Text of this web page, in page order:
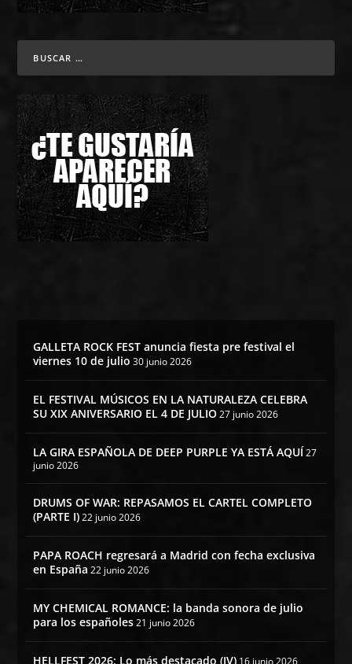
GALLETA ROCK FEST anuncia fiesta pre festival el
viernes 10 de julio 30 junio 2026
EL FESTIVAL MÚSICOS EN LA NATURALEZA CELEBRA
SU XIX ANIVERSARIO EL 4 DE JULIO 27 junio 2026
LA GIRA ESPAÑOLA DE DEEP PURPLE YA ESTÁ AQUÍ27
junio 2026
DRUMS OF WAR: REPASAMOS EL CARTEL COMPLETO
(PARTE I) 22 junio 2026
PAPA ROACH regresará a Madrid con fecha exclusiva
en España 22 junio 2026
MY CHEMICAL ROMANCE: la banda sonora de julio
para los españoles 21 junio 2026
HELLFEST 2026: Lo más destacado (IV)